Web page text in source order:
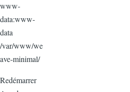
www-
data:www-
data
/var/www/we
ave-minimal/
Redémarrer